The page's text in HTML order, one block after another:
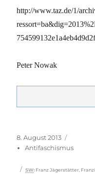
http://www.taz.de/1/
Peter Nowak
Veröffentlicht
am
8. August 2013
Antifaschismus
Schlagwörter
SW: Franz Jägerstätter